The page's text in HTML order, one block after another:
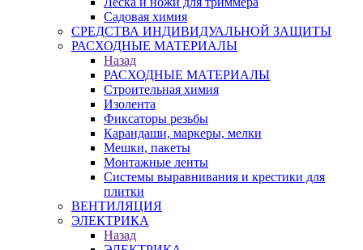
Садовая химия
СРЕДСТВА ИНДИВИДУАЛЬНОЙ ЗАЩИТЫ
РАСХОДНЫЕ МАТЕРИАЛЫ
Назад
РАСХОДНЫЕ МАТЕРИАЛЫ
Строительная химия
Изолента
Фиксаторы резьбы
Карандаши, маркеры, мелки
Мешки, пакеты
Монтажные ленты
Системы выравнивания и крестики для
плитки
ВЕНТИЛЯЦИЯ
ЭЛЕКТРИКА
Назад